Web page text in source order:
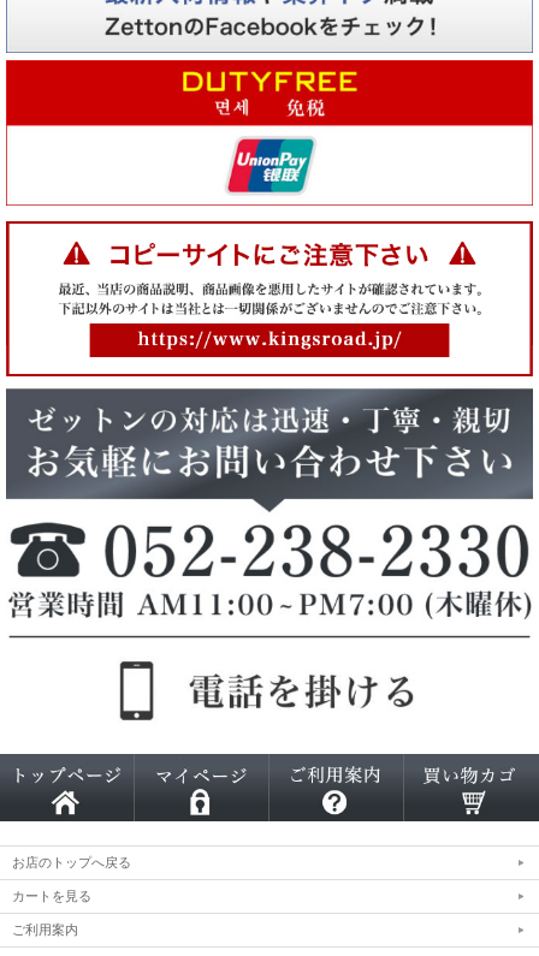
お店のトップへ戻る
カートを見る
ご利用案内